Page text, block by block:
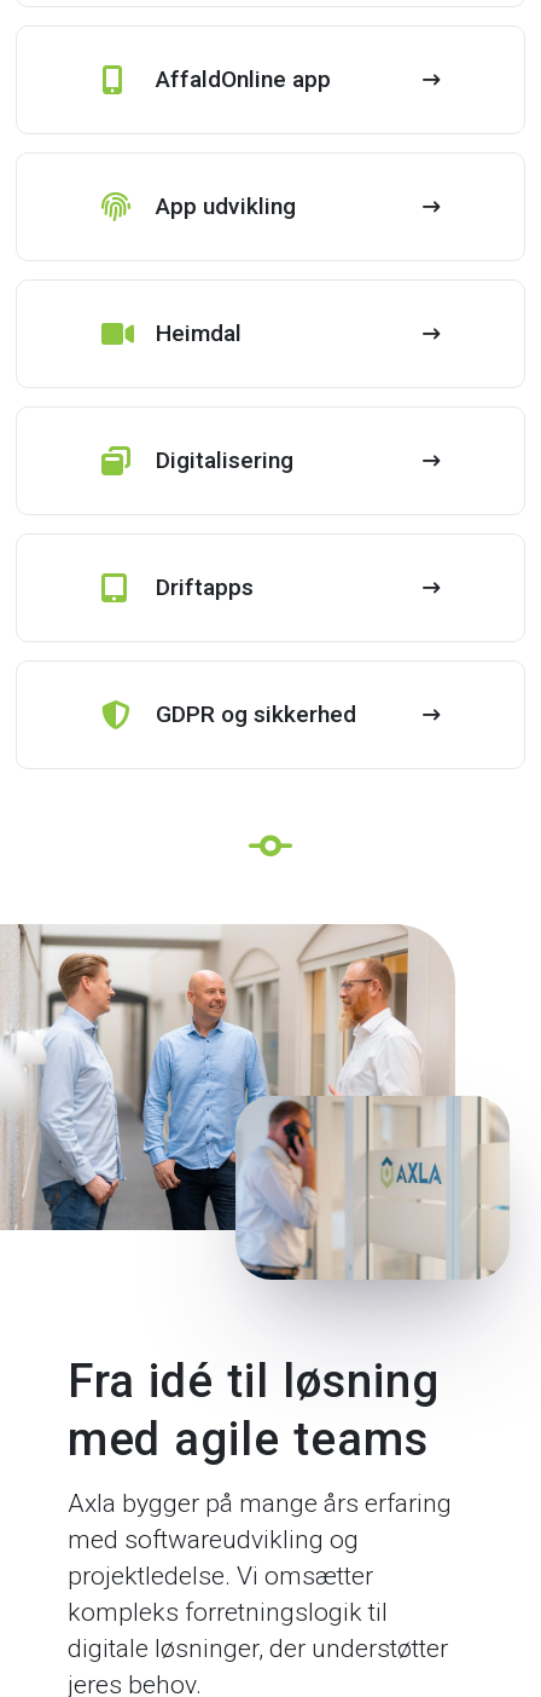
AffaldOnline app
App udvikling
Heimdal
Digitalisering
Driftapps
GDPR og sikkerhed
Fra idé til løsning
med agile teams
Axla bygger på mange års erfaring
med softwareudvikling og
projektledelse. Vi omsætter
kompleks forretningslogik til
digitale løsninger, der understøtter
jeres behov.